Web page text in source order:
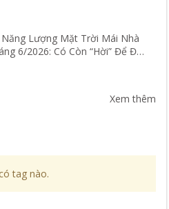
Lượng Mặt Trời Mái Nhà
6/2026: Có Còn “Hời” Để Đầu
Xem thêm
tag nào.